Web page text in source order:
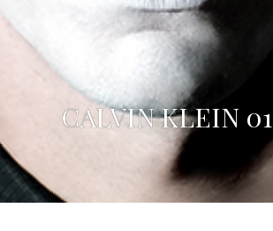
CALVIN KLEIN 01